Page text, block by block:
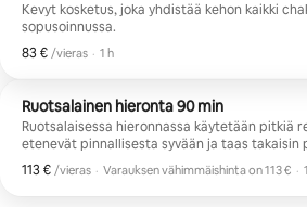
Kevyt kosketus, joka yhdistää kehon kaikki
sopusoinnussa.
83 € /vieras
83 € vierasta kohti
, · 1 h
Ruotsalainen hieronta 90 min
Ruotsalaisessa hieronnassa käytetään pitkiä
etenevät pinnallisesta syvään ja taas takaisin
lihaksista monia solmuja ja jännitystä. Auttaa
ahdistusta rauhoittamalla hermostoa. Auttaa
aineenvaihduntaa, immuunivastetta ja
113 € /vieras
113 € vierasta kohti
· Varauksen vähimmäishinta on 113 €
, ·